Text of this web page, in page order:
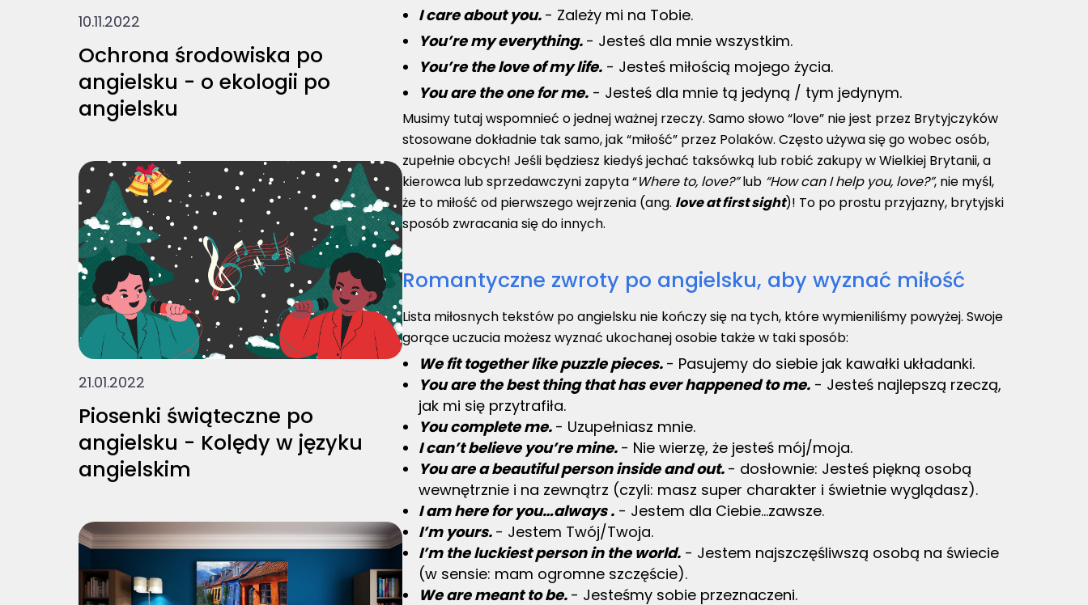
10.11.2022
Ochrona środowiska po
angielsku - o ekologii po
angielsku
21.01.2022
Piosenki świąteczne po
angielsku - Kolędy w języku
angielskim
I care about you. - Zależy mi na Tobie.
You’re my everything. - Jesteś dla mnie wszystkim.
You’re the love of my life. - Jesteś miłością mojego życia.
You are the one for me. - Jesteś dla mnie tą jedyną / tym jedynym.
Musimy tutaj wspomnieć o jednej ważnej rzeczy. Samo słowo “love” nie jest przez Brytyjczyków
stosowane dokładnie tak samo, jak “miłość” przez Polaków. Często używa się go wobec osób,
zupełnie obcych! Jeśli będziesz kiedyś jechać taksówką lub robić zakupy w Wielkiej Brytanii, a
kierowca lub sprzedawczyni zapyta “Where to, love?”lub “How can I help you, love?”, nie myśl,
że to miłość od pierwszego wejrzenia (ang. love at first sight)! To po prostu przyjazny, brytyjski
sposób zwracania się do innych.
Romantyczne zwroty po angielsku, aby wyznać miłość
Lista miłosnych tekstów po angielsku nie kończy się na tych, które wymieniliśmy powyżej. Swoje
gorące uczucia możesz wyznać ukochanej osobie także w taki sposób:
We fit together like puzzle pieces. - Pasujemy do siebie jak kawałki układanki.
You are the best thing that has ever happened to me. - Jesteś najlepszą rzeczą,
jak mi się przytrafiła.
You complete me. - Uzupełniasz mnie.
I can’t believe you’re mine. - Nie wierzę, że jesteś mój/moja.
You are a beautiful person inside and out. - dosłownie: Jesteś piękną osobą
wewnętrznie i na zewnątrz (czyli: masz super charakter i świetnie wyglądasz).
I am here for you…always . - Jestem dla Ciebie...zawsze.
I’m yours. - Jestem Twój/Twoja.
I’m the luckiest person in the world. - Jestem najszczęśliwszą osobą na świecie
(w sensie: mam ogromne szczęście).
We are meant to be. - Jesteśmy sobie przeznaczeni.